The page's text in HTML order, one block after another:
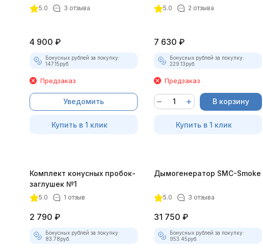
5.0 3 отзыва
4 900 ₽
Бонусных рублей за покупку:
147.15руб.
Предзаказ
Уведомить
Купить в 1 клик
5.0 2 отзыва
7 630 ₽
Бонусных рублей за покупку:
229.13руб.
Предзаказ
В корзину
Купить в 1 клик
Комплект конусных пробок-
заглушек №1
5.0 1 отзыв
2 790 ₽
Бонусных рублей за покупку:
83.78руб.
Дымогенератор SMC-Smoke
5.0 3 отзыва
31 750 ₽
Бонусных рублей за покупку:
953.45руб.